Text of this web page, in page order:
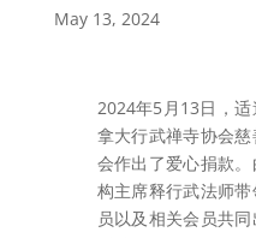
May 13, 2024
2024年5月13日，
拿大行武禅寺协会
会作出了爱心捐款
构主席释行武法师
员以及相关会员共